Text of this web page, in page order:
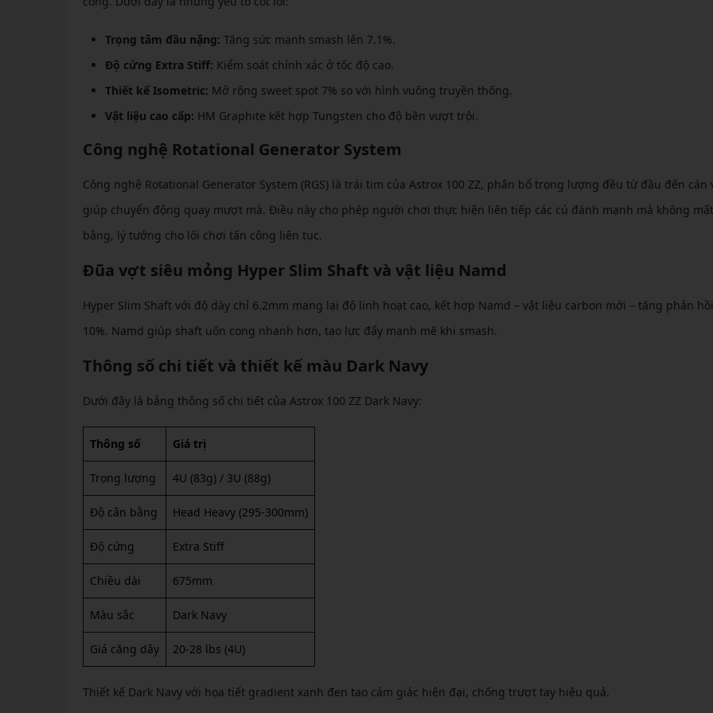
Trọng tâm đầu nặng: Tăng sức mạnh smash lên 7.1%.
Độ cứng Extra Stiff: Kiểm soát chính xác ở tốc độ cao.
Thiết kế Isometric: Mở rộng sweet spot 7% so với hình vuông truyền thống.
Vật liệu cao cấp: HM Graphite kết hợp Tungsten cho độ bền vượt trội.
Công nghệ Rotational Generator System
Công nghệ Rotational Generator System (RGS) là trái tim của Astrox 100 ZZ, phân bổ trọng lượng đều từ đầu đến cán
giúp chuyển động quay mượt mà. Điều này cho phép người chơi thực hiện liên tiếp các cú đánh mạnh mà không
bằng, lý tưởng cho lối chơi tấn công liên tục.
Đũa vợt siêu mỏng Hyper Slim Shaft và vật liệu Namd
Hyper Slim Shaft với độ dày chỉ 6.2mm mang lại độ linh hoạt cao, kết hợp Namd – vật liệu carbon mới – tăng phản
10%. Namd giúp shaft uốn cong nhanh hơn, tạo lực đẩy mạnh mẽ khi smash.
Thông số chi tiết và thiết kế màu Dark Navy
Dưới đây là bảng thông số chi tiết của Astrox 100 ZZ Dark Navy:
Thông số Giá trị
Trọng lượng 4U (83g) / 3U (88g)
Độ cân bằng Head Heavy (295-300mm)
Độ cứng Extra Stiff
Chiều dài 675mm
Màu sắc Dark Navy
Giá căng dây 20-28 lbs (4U)
Thiết kế Dark Navy với họa tiết gradient xanh đen tạo cảm giác hiện đại, chống trượt tay hiệu quả.